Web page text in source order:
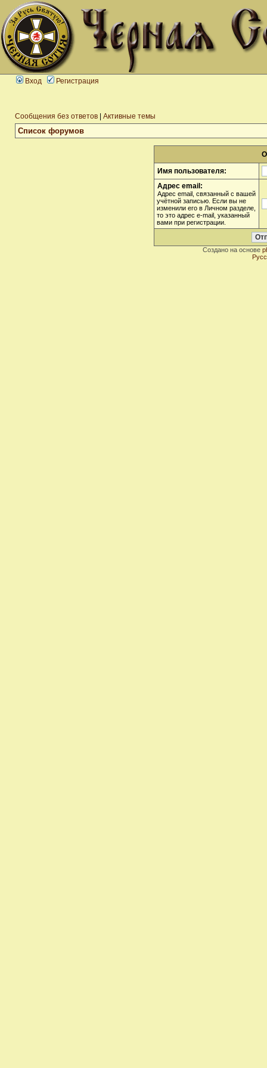
Вход Регистрация
Сообщения без ответов Активные темы
Список форумов
Имя пользователя:
Адрес email:
Адрес email, связанный с вашей
учётной записью. Если вы не
изменили его в Личном разделе,
то это адрес e-mail, указанный
вами при регистрации.
Создано на основе